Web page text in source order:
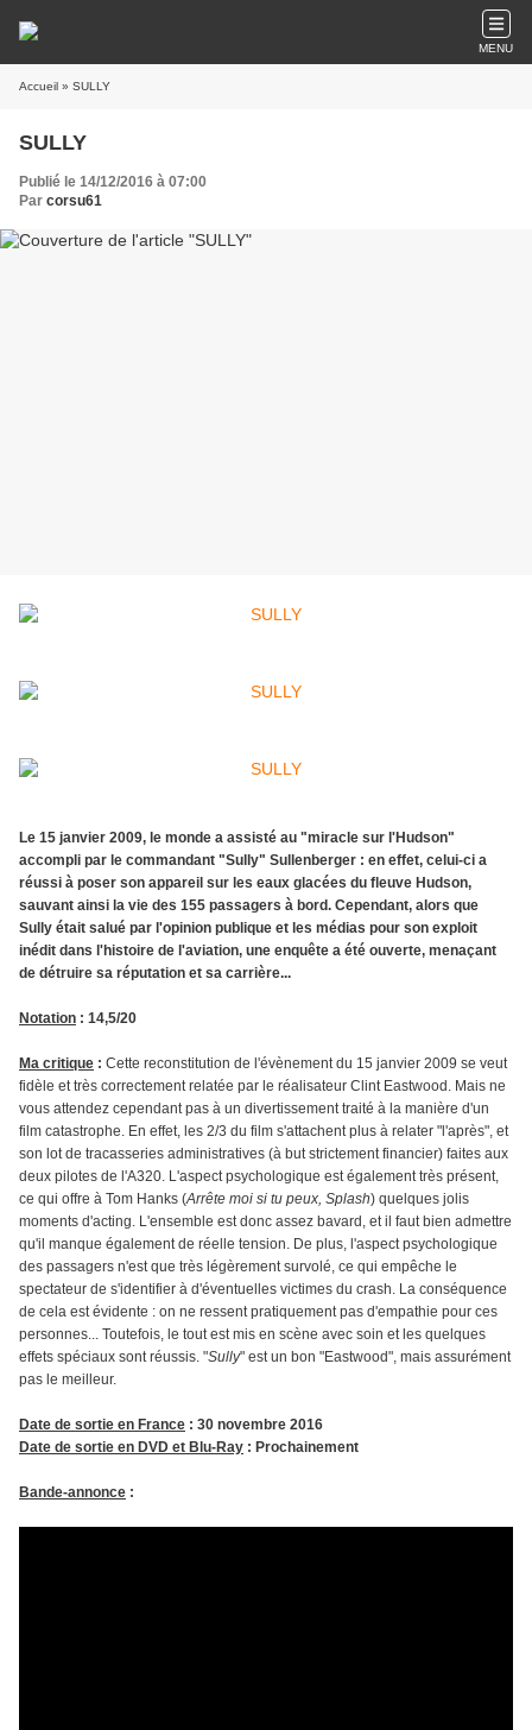
MENU
Accueil » SULLY
SULLY
Publié le 14/12/2016 à 07:00
Par corsu61
Le 15 janvier 2009, le monde a assisté au "miracle sur l'Hudson"
accompli par le commandant "Sully" Sullenberger : en effet, celui-ci a
réussi à poser son appareil sur les eaux glacées du fleuve Hudson,
sauvant ainsi la vie des 155 passagers à bord. Cependant, alors que
Sully était salué par l'opinion publique et les médias pour son exploit
inédit dans l'histoire de l'aviation, une enquête a été ouverte, menaçant
de détruire sa réputation et sa carrière...
Notation : 14,5/20
Ma critique : Cette reconstitution de l'évènement du 15 janvier 2009 se veut
fidèle et très correctement relatée par le réalisateur Clint Eastwood. Mais ne
vous attendez cependant pas à un divertissement traité à la manière d'un
film catastrophe. En effet, les 2/3 du film s'attachent plus à relater "l'après", et
son lot de tracasseries administratives (à but strictement financier) faites aux
deux pilotes de l'A320. L'aspect psychologique est également très présent,
ce qui offre à Tom Hanks (Arrête moi si tu peux, Splash) quelques jolis
moments d'acting. L'ensemble est donc assez bavard, et il faut bien admettre
qu'il manque également de réelle tension. De plus, l'aspect psychologique
des passagers n'est que très légèrement survolé, ce qui empêche le
spectateur de s'identifier à d'éventuelles victimes du crash. La conséquence
de cela est évidente : on ne ressent pratiquement pas d'empathie pour ces
personnes... Toutefois, le tout est mis en scène avec soin et les quelques
effets spéciaux sont réussis. "Sully" est un bon "Eastwood", mais assurément
pas le meilleur.
Date de sortie en France : 30 novembre 2016
Date de sortie en DVD et Blu-Ray : Prochainement
Bande-annonce :